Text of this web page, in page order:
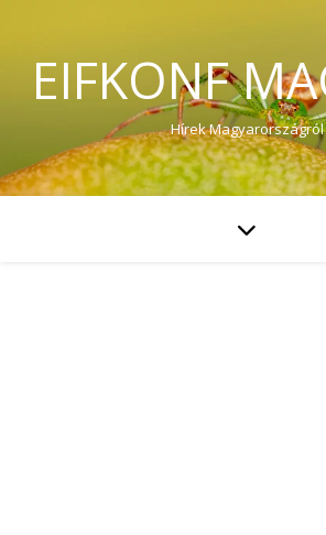
EIFKONF
Hírek Magyarországról